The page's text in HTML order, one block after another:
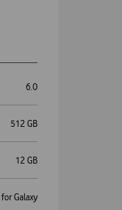
6.0
512 GB
12 GB
Galaxy